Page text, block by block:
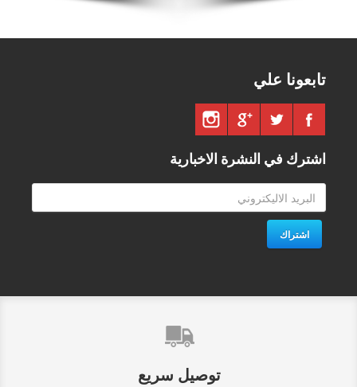
تابعونا علي
اشترك في النشرة الاخبارية
اشتراك
توصيل سريع